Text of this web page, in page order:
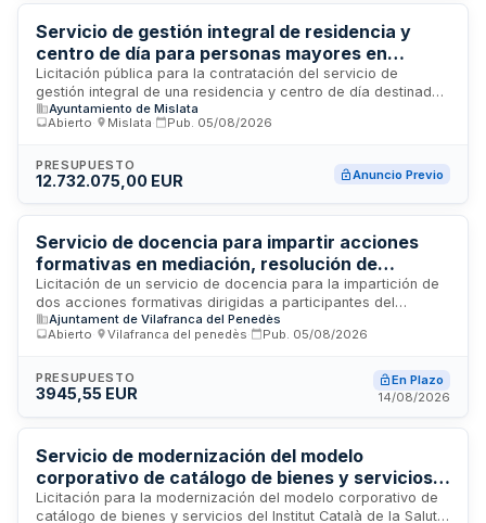
centros y edificios que conforman esta red municipal de
apoyo al emprendimiento ubicados en Madrid.
Servicio de gestión integral de residencia y
centro de día para personas mayores en
Mislata
Licitación pública para la contratación del servicio de
gestión integral de una residencia y centro de día destinados
a la atención de personas mayores en Mislata. El
Ayuntamiento de Mislata, a través de su Junta de Gobierno
operación y mantenimiento de las instalaciones, así como la
prestación de servicios asistenciales, sanitarios y de
gestión de personal, servicios de comedor, limpieza,
mantenimiento de instalaciones y programas de atención
sociosanitaria dirigidos a mejorar la calidad de vida de los
residentes.
Ayuntamiento de Mislata
Abierto
Mislata Pub. 05/08/2026
PRESUPUESTO
12.732.075,00 EUR Anuncio Previo
Servicio de docencia para impartir acciones
formativas en mediación, resolución de
conflictos y gestión del estrés - Ajuntament de
Vilafranca del Penedès
Licitación de un servicio de docencia para la impartición de
dos acciones formativas dirigidas a participantes del
Programa Trabajo y Formación del Servicio Público de
Ocupación de Cataluña. Las acciones comprenden
horas, y detección, prevención y gestión del estrés con 40
horas de formación. El servicio es convocado por el
licítador responsable de la prestación educativa a través de
docentes cualificados.
Ajuntament de Vilafranca del Penedès
Abierto
Vilafranca del penedès Pub. 05/08/2026
PRESUPUESTO
3945,55 EUR
En Plazo
14/08/2026
Servicio de modernización del modelo
corporativo de catálogo de bienes y servicios
del Institut Català de la Salut
Licitación para la modernización del modelo corporativo de
catálogo de bienes y servicios del Institut Català de la Salut